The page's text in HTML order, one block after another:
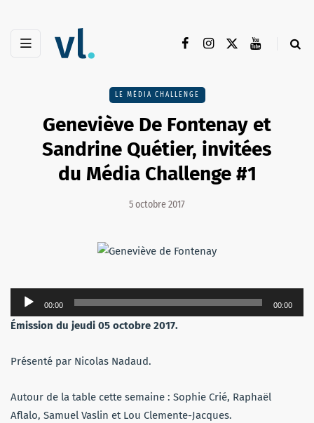
LE MÉDIA CHALLENGE
Geneviève De Fontenay et
Sandrine Quétier, invitées
du Média Challenge #1
5 octobre 2017
Lecteur
audio
00:00 00:00
Émission du jeudi 05 octobre 2017.
Présenté par Nicolas Nadaud.
Autour de la table cette semaine : Sophie Crié, Raphaël
Aflalo, Samuel Vaslin et Lou Clemente-Jacques.